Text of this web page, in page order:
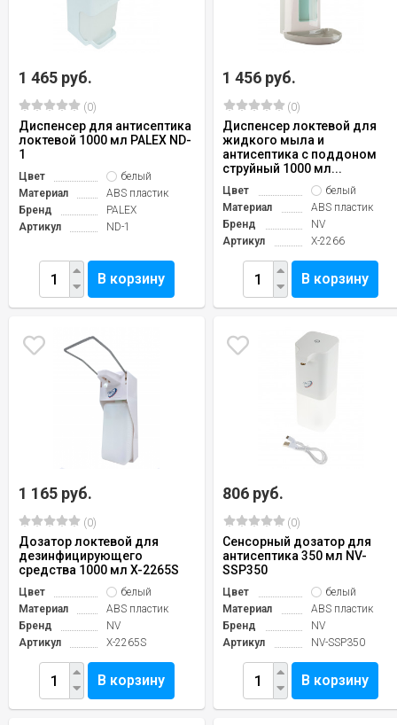
1 465 руб.
(0)
Диспенсер для антисептика
локтевой 1000 мл PALEX ND-
1
Цвет
белый
Материал
ABS пластик
Бренд
PALEX
Артикул
ND-1
В корзину
1 456 руб.
(0)
Диспенсер локтевой для
жидкого мыла и
антисептика с поддоном
струйный 1000 мл...
Цвет
белый
Материал
ABS пластик
Бренд
NV
Артикул
X-2266
В корзину
1 165 руб.
(0)
Дозатор локтевой для
дезинфицирующего
средства 1000 мл X-2265S
Цвет
белый
Материал
ABS пластик
Бренд
NV
Артикул
X-2265S
В корзину
806 руб.
(0)
Сенсорный дозатор для
антисептика 350 мл NV-
SSP350
Цвет
белый
Материал
ABS пластик
Бренд
NV
Артикул
NV-SSP350
В корзину